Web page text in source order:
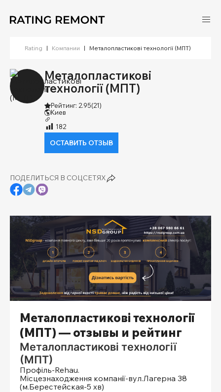
Rating | Компании | Металопластикові технології (МПТ)
Металопластикові
технології (МПТ)
Рейтинг: 2.95(21)
Киев
182
ОСТАВИТЬ ОТЗЫВ
ПОДЕЛИТЬСЯ В СОЦСЕТЯХ
Металопластикові технології
(МПТ) — отзывы и рейтинг
Металопластикові технології
(МПТ)
Профіль-Rehau.
Місцезнаходження компанії-вул.Лагерна 38
(м.Берестейская-5 хв)